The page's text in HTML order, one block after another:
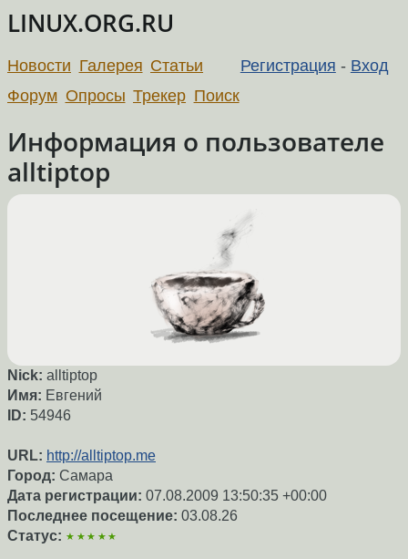
LINUX.ORG.RU
Регистрация - Вход
Новости Галерея Статьи
Форум Опросы Трекер Поиск
Информация о пользователе
alltiptop
Nick: alltiptop
Имя: Евгений
ID: 54946
URL: http://alltiptop.me
Город: Самара
Дата регистрации: 07.08.2009 13:50:35 +00:00
Последнее посещение: 03.08.26
Статус: ★★★★★